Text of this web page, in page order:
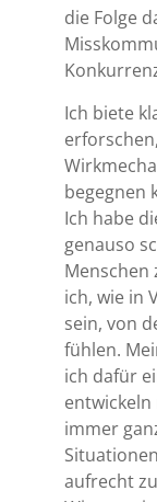
die Folge
Ich biete
begegnen
Ich habe
genauso
Menschen
ich, wie in
sein, von
fühlen.
ich dafür
immer
aufrecht